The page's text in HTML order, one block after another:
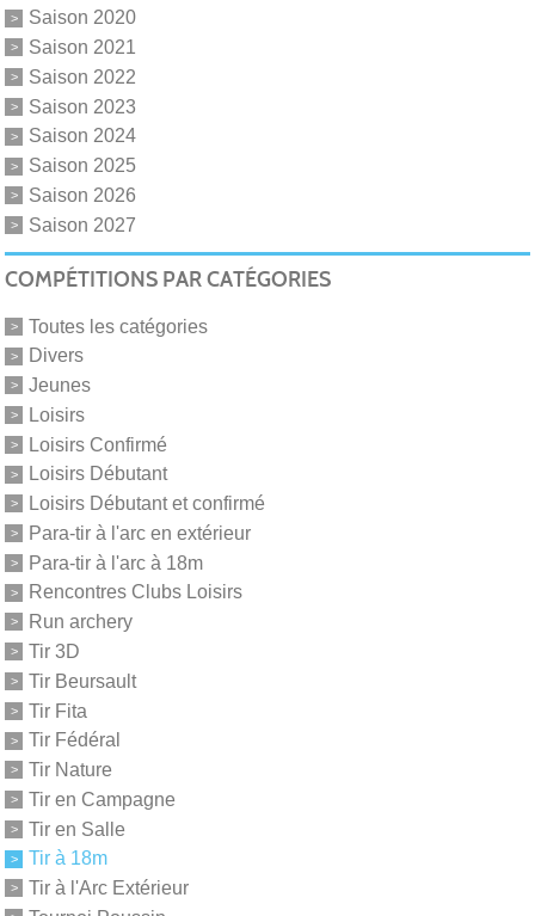
Saison 2020
Saison 2021
Saison 2022
Saison 2023
Saison 2024
Saison 2025
Saison 2026
Saison 2027
COMPÉTITIONS PAR CATÉGORIES
Toutes les catégories
Divers
Jeunes
Loisirs
Loisirs Confirmé
Loisirs Débutant
Loisirs Débutant et confirmé
Para-tir à l'arc en extérieur
Para-tir à l'arc à 18m
Rencontres Clubs Loisirs
Run archery
Tir 3D
Tir Beursault
Tir Fita
Tir Fédéral
Tir Nature
Tir en Campagne
Tir en Salle
Tir à 18m
Tir à l'Arc Extérieur